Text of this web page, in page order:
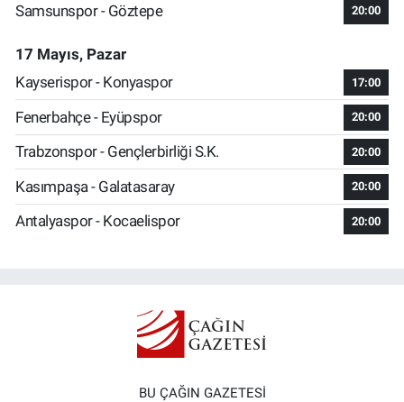
Samsunspor - Göztepe 20:00
17 Mayıs, Pazar
Kayserispor - Konyaspor
17:00
Fenerbahçe - Eyüpspor 20:00
Trabzonspor - Gençlerbirliği S.K. 20:00
Kasımpaşa - Galatasaray 20:00
Antalyaspor - Kocaelispor 20:00
BU ÇAĞIN GAZETESİ